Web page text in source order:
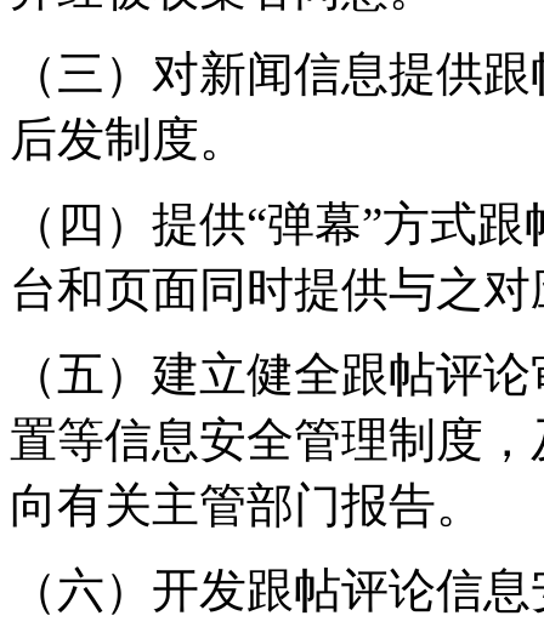
（三）对新闻信息提供
后发制度。
（四）提供“弹幕”方式
台和页面同时提供与之
（五）建立健全跟帖评
置等信息安全管理制度
向有关主管部门报告。
（六）开发跟帖评论信